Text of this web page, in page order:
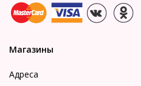
Магазины
Адреса